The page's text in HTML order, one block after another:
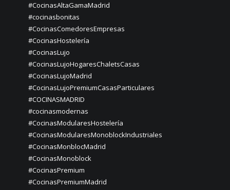
#CocinasAltaGamaMadrid
#cocinasbonitas
#CocinasComedoresEmpresas
#CocinasHostelería
#CocinasLujo
#CocinasLujoHogaresChaletsCasas
#CocinasLujoMadrid
#CocinasLujoPremiumCasasParticulares
#COCINASMADRID
#cocinasmodernas
#CocinasModularesHostelería
#CocinasModularesMonoblockIndustriales
#CocinasMonblocMadrid
#CocinasMonoblock
#CocinasPremium
#CocinasPremiumMadrid